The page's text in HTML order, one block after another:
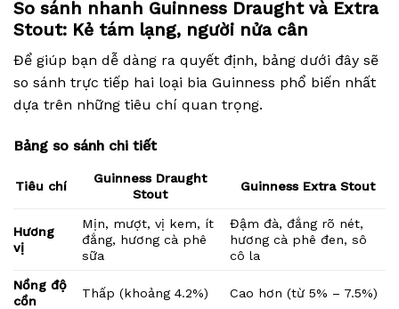
So sánh nhanh Guinness Draught và Extra
Stout: Kẻ tám lạng, người nửa cân
Để giúp bạn dễ dàng ra quyết định, bảng dưới đây sẽ
so sánh trực tiếp hai loại bia Guinness phổ biến nhất
dựa trên những tiêu chí quan trọng.
Bảng so sánh chi tiết
Tiêu chí
Guinness Draught
Stout
Guinness Extra Stout
Hương
vị
Mịn, mượt, vị kem, ít
đắng, hương cà phê
sữa
Đậm đà, đắng rõ nét,
hương cà phê đen, sô
cô la
Nồng độ
cồn
Thấp (khoảng 4.2%) Cao hơn (từ 5% – 7.5%)